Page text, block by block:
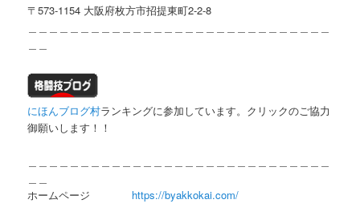
〒573-1154 大阪府枚方市招提東町2-2-8
にほんブログ村ランキングに参加しています。クリックのご協力
御願いします！！
ホームページ https://byakkokai.com/